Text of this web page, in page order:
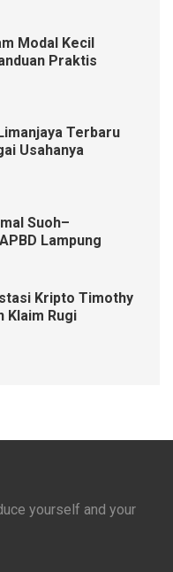
Modal Kecil
Praktis
Terbaru
Usahanya
Suoh–
Lampung
Kripto Timothy
Klaim Rugi
yourself and your